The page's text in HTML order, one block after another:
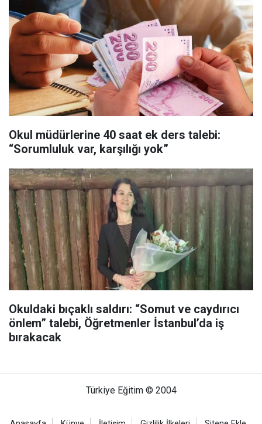
Okul müdürlerine 40 saat ek ders talebi:
“Sorumluluk var, karşılığı yok”
Okuldaki bıçaklı saldırı: “Somut ve caydırıcı
önlem” talebi, Öğretmenler İstanbul’da iş
bırakacak
Türkiye Eğitim © 2004